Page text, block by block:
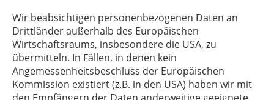
Wir beabsichtigen personenbezogenen Daten an
Drittländer außerhalb des Europäischen
Wirtschaftsraums, insbesondere die USA, zu
übermitteln. In Fällen, in denen kein
Angemessenheitsbeschluss der Europäischen
Kommission existiert (z.B. in den USA) haben wir mit